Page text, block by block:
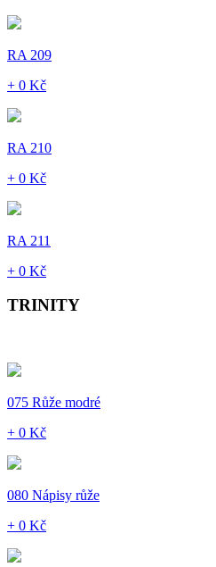
RA 209
+ 0 Kč
RA 210
+ 0 Kč
RA 211
+ 0 Kč
TRINITY
075 Růže modré
+ 0 Kč
080 Nápisy růže
+ 0 Kč